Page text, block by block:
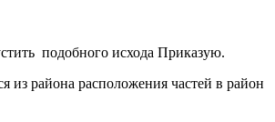
подобного исхода Приказую.
из района расположения частей в район